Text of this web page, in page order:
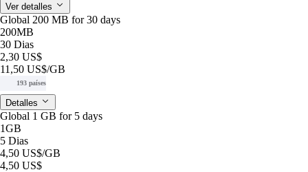
Ver detalles
Global 200 MB for 30 days
200MB
30 Dias
2,30 US$
11,50 US$/GB
193 países
Detalles
Global 1 GB for 5 days
1GB
5 Dias
4,50 US$/GB
4,50 US$